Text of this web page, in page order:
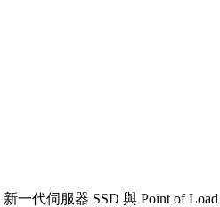
代伺服器 SSD 與 Point of